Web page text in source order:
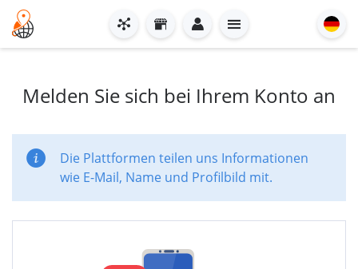
Melden Sie sich bei Ihrem Konto an
Die Plattformen teilen uns Informationen
wie E-Mail, Name und Profilbild mit.